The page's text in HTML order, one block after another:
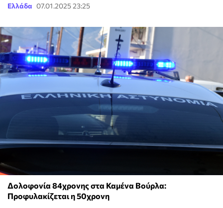
Ελλάδα 07.01.2025 23:25
Δολοφονία 84χρονης στα Καμένα Βούρλα:
Προφυλακίζεται η 50χρονη